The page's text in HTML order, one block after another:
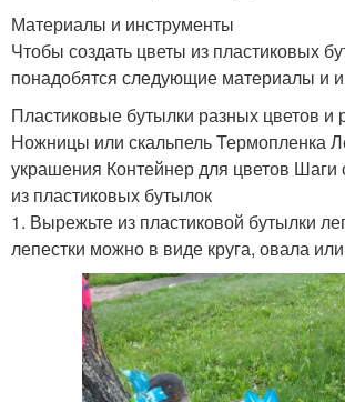
Материалы и инструменты
Чтобы создать цветы из пластиковых
понадобятся следующие материалы и
Пластиковые бутылки разных цветов и
Ножницы или скальпель Термопленка
украшения Контейнер для цветов Шаги
из пластиковых бутылок
1. Вырежьте из пластиковой бутылки
лепестки можно в виде круга, овала